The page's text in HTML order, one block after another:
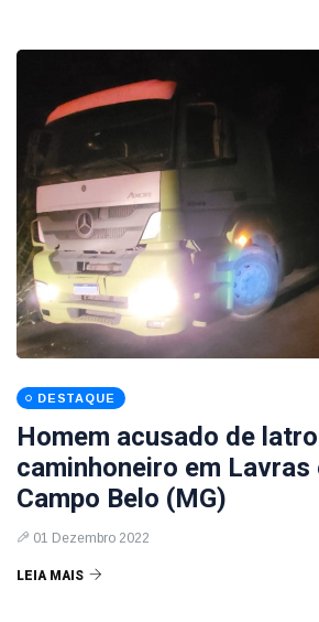
DESTAQUE
Homem acusado de
caminhoneiro em Lavras
Campo Belo (MG)
01 Dezembro 2022
LEIA MAIS